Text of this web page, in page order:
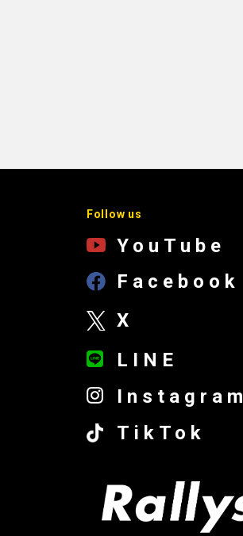
Follow us
YouTube
Facebook
X
LINE
Instagram
TikTok